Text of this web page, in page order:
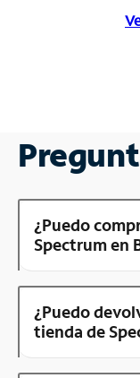
¿Puedo
Spectrum en
¿Puedo
tienda de